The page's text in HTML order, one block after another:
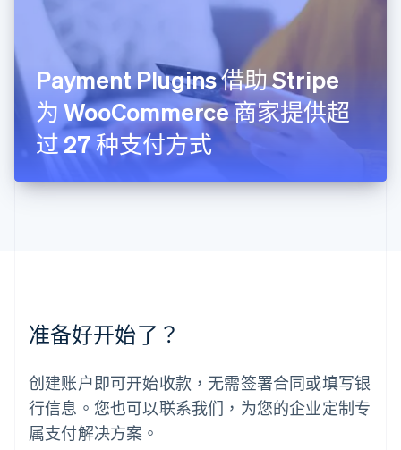
Payment Plugins 借助 Stripe
为 WooCommerce 商家提供超
过 27 种支付方式
准备好开始了？
创建账户即可开始收款，无需签署合同或填写银
行信息。您也可以联系我们，为您的企业定制专
属支付解决方案。
卢森堡
Français
罗马尼亚
English
马尔他
English
马来西亚
美国
日本
日本語English
SvenskaEnglish
瑞士
DeutschFrançais ItalianoEnglish
塞浦路斯